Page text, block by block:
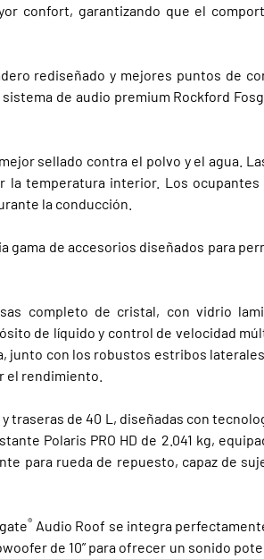
confort, garantizando que el
rediseñado y mejores puntos de
de audio premium Rockford
sellado contra el polvo y el agua.
temperatura interior. Los
la conducción.
gama de accesorios diseñados para
completo de cristal, con vidrio
de líquido y control de velocidad
con los robustos estribos
el rendimiento.
traseras de 40 L, diseñadas con
Polaris PRO HD de 2.041 kg,
para rueda de repuesto, capaz de
® Audio Roof se integra
de 10” para ofrecer un sonido